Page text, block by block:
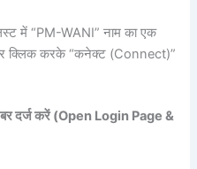
में “PM-WANI” नाम का एक
क्लिक करके “कनेक्ट (Connect)”
दर्जकरें (Open Login Page &